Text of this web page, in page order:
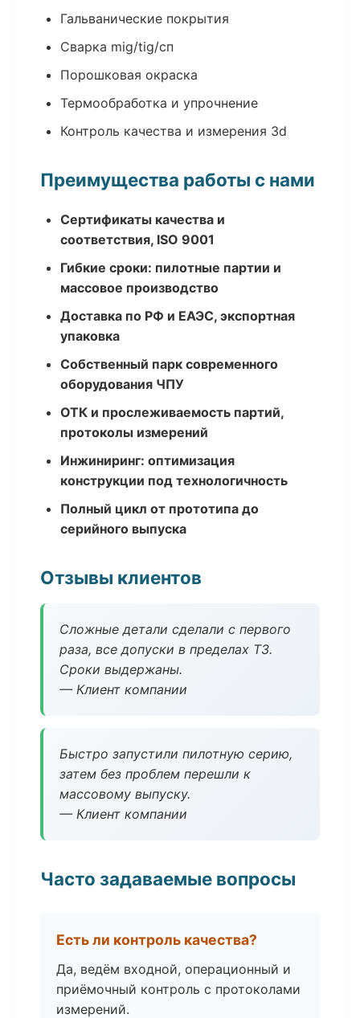
Гальванические покрытия
Сварка mig/tig/сп
Порошковая окраска
Термообработка и упрочнение
Контроль качества и измерения 3d
Преимущества работы с нами
Сертификаты качества и
соответствия, ISO 9001
Гибкие сроки: пилотные партии и
массовое производство
Доставка по РФ и ЕАЭС, экспортная
упаковка
Собственный парк современного
оборудования ЧПУ
ОТК и прослеживаемость партий,
протоколы измерений
Инжиниринг: оптимизация
конструкции под технологичность
Полный цикл от прототипа до
серийного выпуска
Отзывы клиентов
Сложные детали сделали с первого
раза, все допуски в пределах ТЗ.
Сроки выдержаны.
— Клиент компании
Быстро запустили пилотную серию,
затем без проблем перешли к
массовому выпуску.
— Клиент компании
Часто задаваемые вопросы
Есть ли контроль качества?
Да, ведём входной, операционный и
приёмочный контроль с протоколами
измерений.